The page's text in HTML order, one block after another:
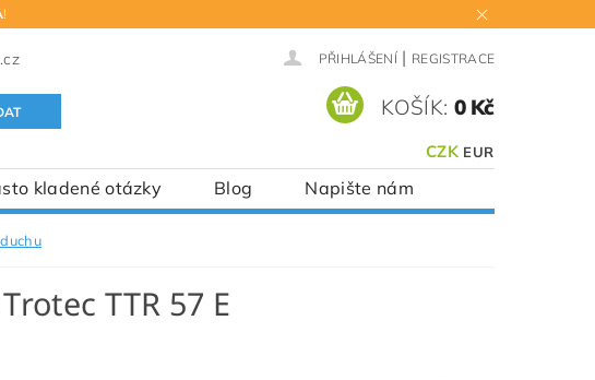
!
PŘIHLÁŠENÍ | REGISTRACE
CZK EUR
KOŠÍK: 0 Kč
kladené otázky Blog Napište nám
TTR 57 E